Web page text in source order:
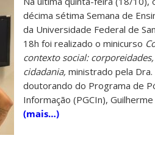
décima sétima Semana de
da Universidade Federal de
18h foi realizado o minicurso
contexto social:
cidadania, ministrado pela
doutorando do Programa de
Informação (PGCIn),
(mais…)